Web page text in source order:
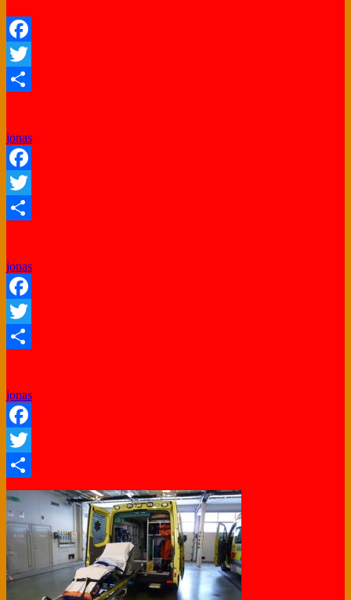
Facebook
Twitter
jonas
Facebook
Twitter
jonas
Facebook
Twitter
jonas
Facebook
Twitter
Share